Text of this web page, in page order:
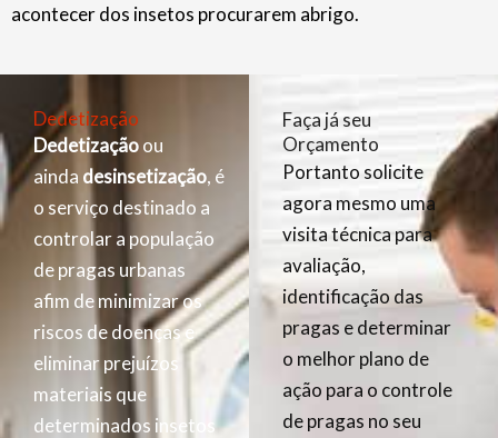
acontecer dos insetos procurarem abrigo.
Dedetização
Dedetizaçãoou
ainda desinsetização, é
o serviço destinado a
controlar a população
de pragas urbanas
afim de minimizar os
riscos de doenças e
eliminar prejuízos
materiais que
determinados insetos
Faça já seu
Orçamento
Portanto solicite
agora mesmo uma
visita técnica para
avaliação,
identificação das
pragas e determinar
o melhor plano de
ação para o controle
de pragas no seu